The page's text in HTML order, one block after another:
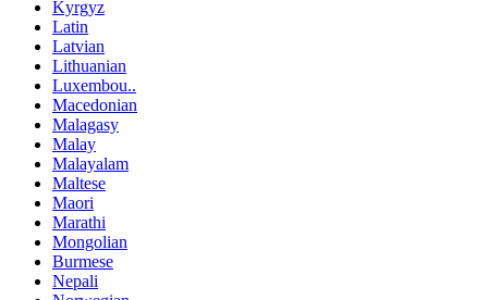
Kyrgyz
Latin
Latvian
Lithuanian
Luxembou..
Macedonian
Malagasy
Malay
Malayalam
Maltese
Maori
Marathi
Mongolian
Burmese
Nepali